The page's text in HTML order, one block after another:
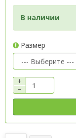
В наличии
Размер
+
−